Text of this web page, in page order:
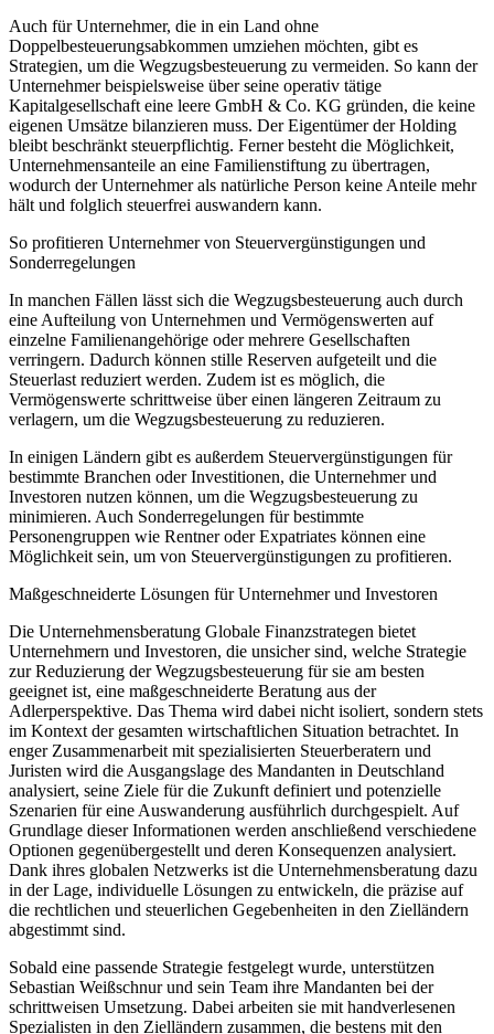
Auch für Unternehmer, die in ein Land ohne
Doppelbesteuerungsabkommen umziehen möchten, gibt es
Strategien, um die Wegzugsbesteuerung zu vermeiden. So kann der
Unternehmer beispielsweise über seine operativ tätige
Kapitalgesellschaft eine leere GmbH & Co. KG gründen, die keine
eigenen Umsätze bilanzieren muss. Der Eigentümer der Holding
bleibt beschränkt steuerpflichtig. Ferner besteht die Möglichkeit,
Unternehmensanteile an eine Familienstiftung zu übertragen,
wodurch der Unternehmer als natürliche Person keine Anteile mehr
hält und folglich steuerfrei auswandern kann.
So profitieren Unternehmer von Steuervergünstigungen und
Sonderregelungen
In manchen Fällen lässt sich die Wegzugsbesteuerung auch durch
eine Aufteilung von Unternehmen und Vermögenswerten auf
einzelne Familienangehörige oder mehrere Gesellschaften
verringern. Dadurch können stille Reserven aufgeteilt und die
Steuerlast reduziert werden. Zudem ist es möglich, die
Vermögenswerte schrittweise über einen längeren Zeitraum zu
verlagern, um die Wegzugsbesteuerung zu reduzieren.
In einigen Ländern gibt es außerdem Steuervergünstigungen für
bestimmte Branchen oder Investitionen, die Unternehmer und
Investoren nutzen können, um die Wegzugsbesteuerung zu
minimieren. Auch Sonderregelungen für bestimmte
Personengruppen wie Rentner oder Expatriates können eine
Möglichkeit sein, um von Steuervergünstigungen zu profitieren.
Maßgeschneiderte Lösungen für Unternehmer und Investoren
Die Unternehmensberatung Globale Finanzstrategen bietet
Unternehmern und Investoren, die unsicher sind, welche Strategie
zur Reduzierung der Wegzugsbesteuerung für sie am besten
geeignet ist, eine maßgeschneiderte Beratung aus der
Adlerperspektive. Das Thema wird dabei nicht isoliert, sondern stets
im Kontext der gesamten wirtschaftlichen Situation betrachtet. In
enger Zusammenarbeit mit spezialisierten Steuerberatern und
Juristen wird die Ausgangslage des Mandanten in Deutschland
analysiert, seine Ziele für die Zukunft definiert und potenzielle
Szenarien für eine Auswanderung ausführlich durchgespielt. Auf
Grundlage dieser Informationen werden anschließend verschiedene
Optionen gegenübergestellt und deren Konsequenzen analysiert.
Dank ihres globalen Netzwerks ist die Unternehmensberatung dazu
in der Lage, individuelle Lösungen zu entwickeln, die präzise auf
die rechtlichen und steuerlichen Gegebenheiten in den Zielländern
abgestimmt sind.
Sobald eine passende Strategie festgelegt wurde, unterstützen
Sebastian Weißschnur und sein Team ihre Mandanten bei der
schrittweisen Umsetzung. Dabei arbeiten sie mit handverlesenen
Spezialisten in den Zielländern zusammen, die bestens mit den